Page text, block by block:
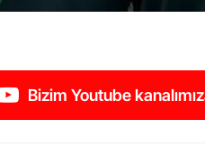
Bizim Youtube